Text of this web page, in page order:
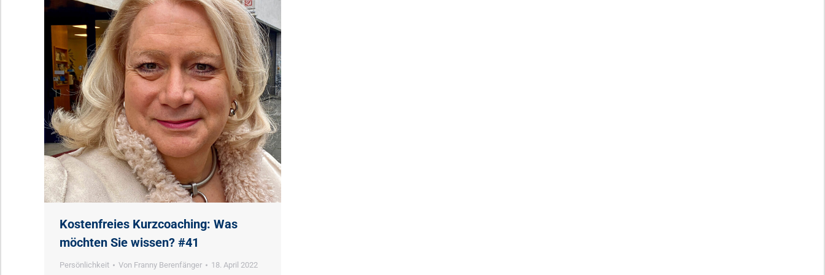
Kostenfreies Kurzcoaching: Was
möchten Sie wissen? #41
Persönlichkeit Von Franny Berenfänger 18. April 2022